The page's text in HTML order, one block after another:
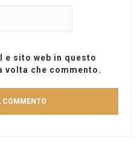
e sito web in questo
volta che commento.